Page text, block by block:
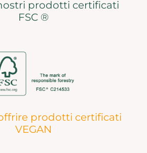
prodotti certificati
FSC ®
prodotti certificati
VEGAN